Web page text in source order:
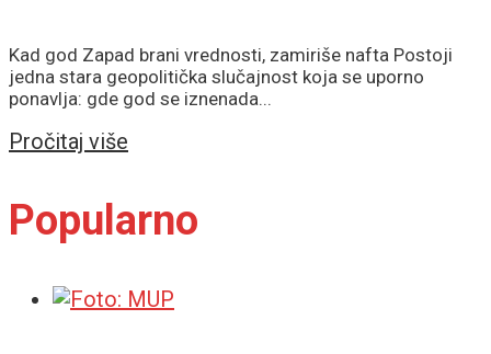
Kad god Zapad brani vrednosti, zamiriše nafta Postoji
jedna stara geopolitička slučajnost koja se uporno
ponavlja: gde god se iznenada...
Pročitaj više
Popularno